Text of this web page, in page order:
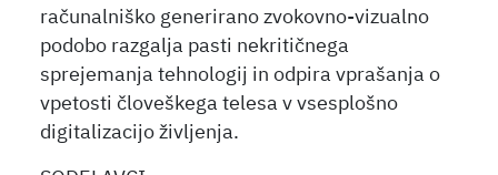
računalniško generirano zvokovno-vizualno
podobo razgalja pasti nekritičnega
sprejemanja tehnologij in odpira vprašanja o
vpetosti človeškega telesa v vsesplošno
digitalizacijo življenja.